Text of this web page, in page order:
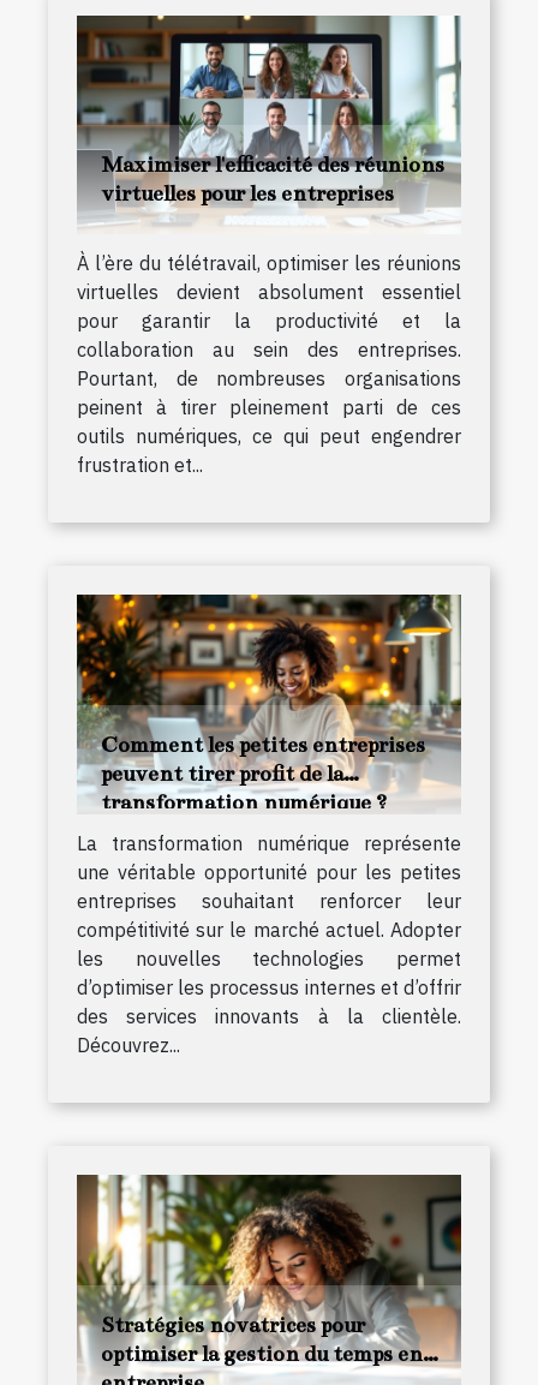
Maximiser l'efficacité des réunions
virtuelles pour les entreprises
À l’ère du télétravail, optimiser les réunions
virtuelles devient absolument essentiel
pour garantir la productivité et la
collaboration au sein des entreprises.
Pourtant, de nombreuses organisations
peinent à tirer pleinement parti de ces
outils numériques, ce qui peut engendrer
frustration et...
Comment les petites entreprises
peuvent tirer profit de la
transformation numérique ?
La transformation numérique représente
une véritable opportunité pour les petites
entreprises souhaitant renforcer leur
compétitivité sur le marché actuel. Adopter
les nouvelles technologies permet
d’optimiser les processus internes et d’offrir
des services innovants à la clientèle.
Découvrez...
Stratégies novatrices pour
optimiser la gestion du temps en